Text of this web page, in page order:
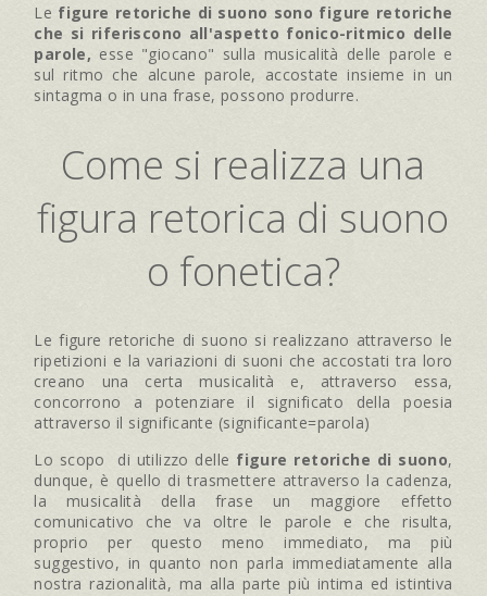
Le figure retoriche di suono sono figure retoriche
che si riferiscono all'aspetto fonico-ritmico delle
parole, esse "giocano" sulla musicalità delle parole e
sul ritmo che alcune parole, accostate insieme in un
sintagma o in una frase, possono produrre.
Come si realizza una
figura retorica di suono
o fonetica?
Le figure retoriche di suono si realizzano attraverso le
ripetizioni e la variazioni di suoni che accostati tra loro
creano una certa musicalità e, attraverso essa,
concorrono a potenziare il significato della poesia
attraverso il significante (significante=parola)
Lo scopo di utilizzo delle figure retoriche di suono,
dunque, è quello di trasmettere attraverso la cadenza,
la musicalità della frase un maggiore effetto
comunicativo che va oltre le parole e che risulta,
proprio per questo meno immediato, ma più
suggestivo, in quanto non parla immediatamente alla
nostra razionalità, ma alla parte più intima ed istintiva